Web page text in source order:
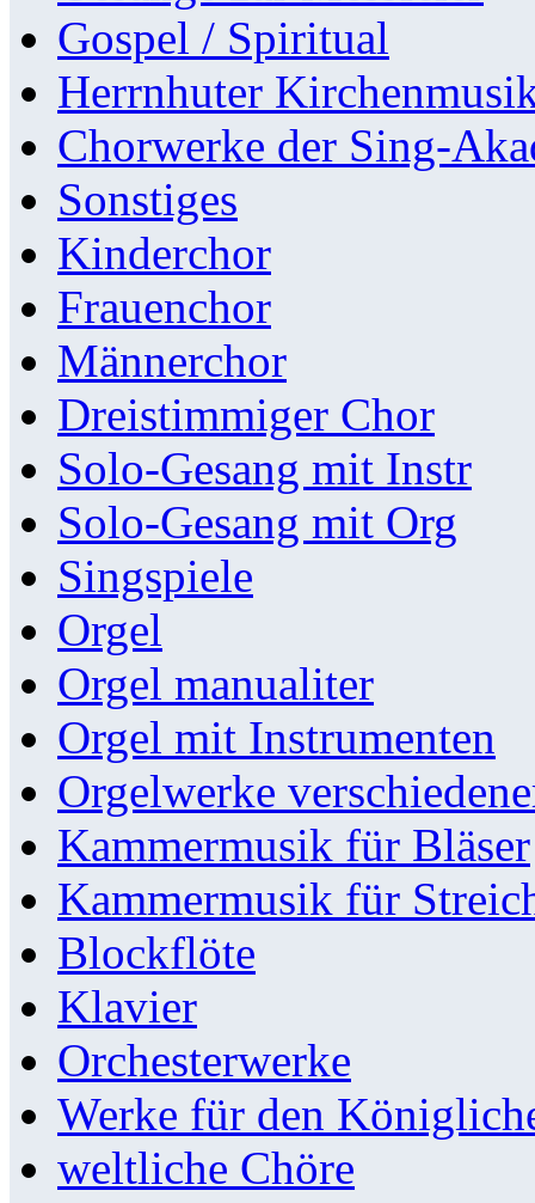
Gospel / Spiritual
Herrnhuter
Chorwerke der Sing-
Sonstiges
Kinderchor
Frauenchor
Männerchor
Dreistimmiger Chor
Solo-Gesang mit Instr
Solo-Gesang mit Org
Singspiele
Orgel
Orgel manualiter
Orgel mit Instrumenten
Orgelwerke
Kammermusik für Bläser
Kammermusik für
Blockflöte
Klavier
Orchesterwerke
Werke für den
weltliche Chöre